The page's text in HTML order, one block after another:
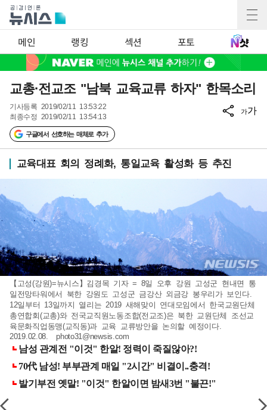
메인 랭킹 섹션 포토
교총·전교조 "남북 교육교류 하자" 한목소리
기사등록 2019/02/11 13:53:22
최종수정 2019/02/11 13:54:13
구글에서 선호하는 매체로 추가
가가
교육대표 회의 정례화, 통일교육 활성화 등 추진
【고성(강원)=뉴시스】김경목 기자 = 8일 오후 강원 고성군 현내면 통
일전망타워에서 북한 강원도 고성군 금강산 외금강 봉우리가 보인다.
12일부터 13일까지 열리는 2019 새해맞이 연대모임에서 한국교원단체
총연합회(교총)와 전국교직원노동조합(전교조)은 북한 교원단체 조선교
육문화직업동맹(교직동)과 교육 교류방안을 논의할 예정이다.
2019.02.08.photo31@newsis.com